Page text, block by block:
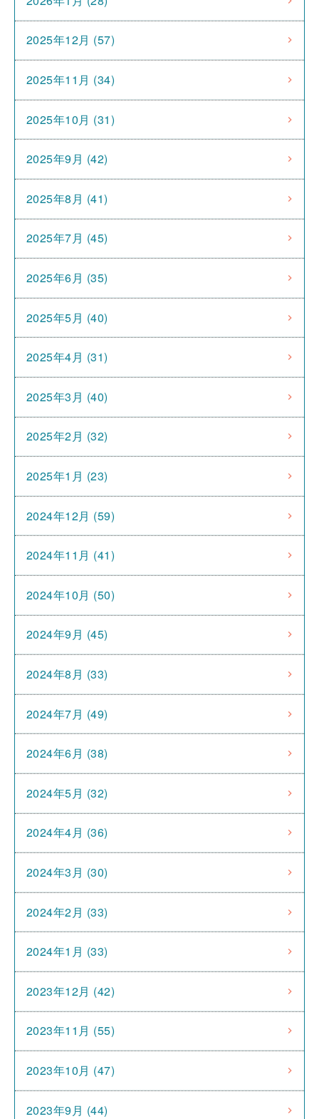
2025年12月 (57)
2025年11月 (34)
2025年10月 (31)
2025年9月 (42)
2025年8月 (41)
2025年7月 (45)
2025年6月 (35)
2025年5月 (40)
2025年4月 (31)
2025年3月 (40)
2025年2月 (32)
2025年1月 (23)
2024年12月 (59)
2024年11月 (41)
2024年10月 (50)
2024年9月 (45)
2024年8月 (33)
2024年7月 (49)
2024年6月 (38)
2024年5月 (32)
2024年4月 (36)
2024年3月 (30)
2024年2月 (33)
2024年1月 (33)
2023年12月 (42)
2023年11月 (55)
2023年10月 (47)
2023年9月 (44)